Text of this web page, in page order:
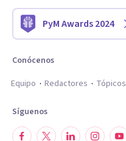
PyM Awards 2024
Conócenos
Equipo
Redactores Tópicos
Síguenos